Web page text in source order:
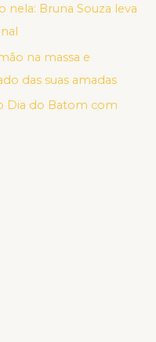
Bruna Souza leva
na massa e
das suas amadas
Dia do Batom com